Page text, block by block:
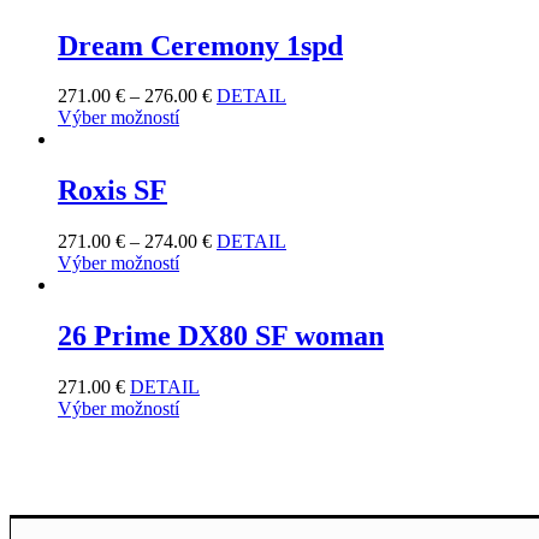
Dream Ceremony 1spd
271.00 € – 276.00 € DETAIL
Výber možností
Roxis SF
271.00 € – 274.00 € DETAIL
Výber možností
26 Prime DX80 SF woman
271.00 € DETAIL
Výber možností